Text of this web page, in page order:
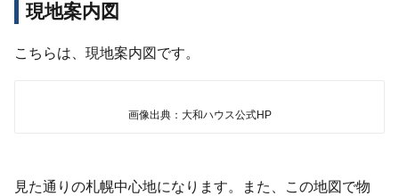
現地案内図
こちらは、現地案内図です。
画像出典：大和ハウス公式HP
見た通りの札幌中心地になります。また、この地図で物